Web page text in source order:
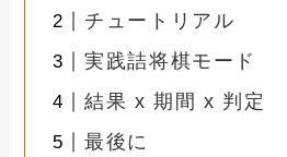
チュートリアル
実践詰将棋モード
結果 x 期間 x 判定
最後に